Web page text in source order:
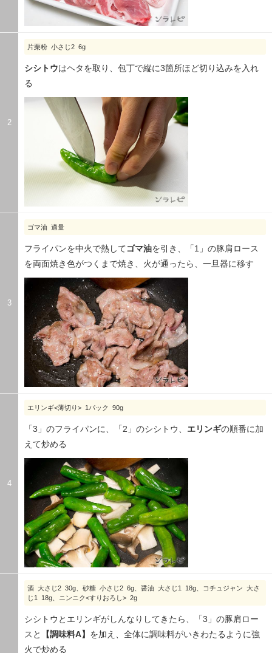
2
片栗粉 小さじ2 6g
シシトウはヘタを取り、包丁で縦に3箇所ほど切り込みを入れ
る
3
ゴマ油 適量
フライパンを中火で熱してゴマ油を引き、「1」の豚肩ロース
を両面焼き色がつくまで焼き、火が通ったら、一旦器に移す
4
エリンギ<薄切り> 1パック 90g
「3」のフライパンに、「2」のシシトウ、 エリンギの順番に加
えて炒める
酒 大さじ2 30g、砂糖 小さじ2 6g、醤油 大さじ1 18g、コチュジャン 大さ
じ1 18g、ニンニク<すりおろし> 2g
シシトウとエリンギがしんなりしてきたら、「3」の豚肩ロー
スと
【調味料A】 を加え、全体に調味料がいきわたるように強
火で炒める